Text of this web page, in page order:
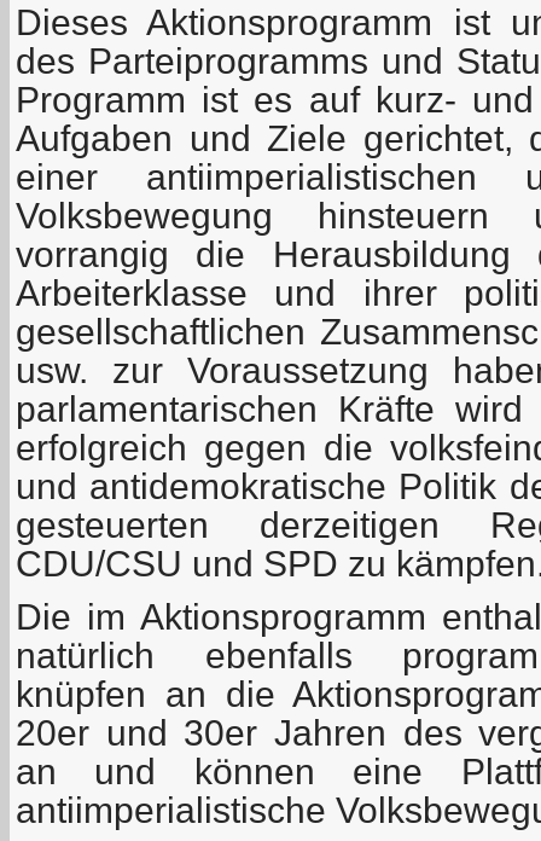
Dieses Aktionsprogramm ist
des Parteiprogramms und
Programm ist es auf kurz-
Aufgaben und Ziele gerichtet,
einer antiimperialistischen
Volksbewegung
vorrangig die Herausbildung
Arbeiterklasse und ihrer
gesellschaftlichen
usw. zur Voraussetzung
parlamentarischen Kräfte
erfolgreich gegen die
und antidemokratische Politik
gesteuerten derzeitigen
CDU/CSU und SPD zu
Die im Aktionsprogramm
natürlich ebenfalls
knüpfen an die
20er und 30er Jahren des
an und können eine
antiimperialistische